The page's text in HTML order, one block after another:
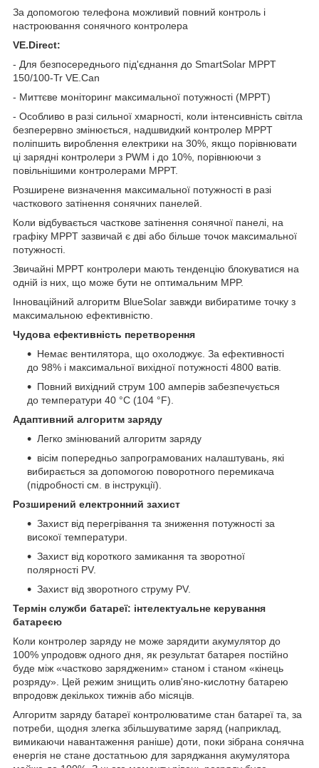
За допомогою телефона можливий повний контроль і
настроювання сонячного контролера
VE.Direct:
- Для безпосереднього під'єднання до SmartSolar MPPT
150/100-Tr VE.Can
- Миттєве моніторинг максимальної потужності (MPPT)
- Особливо в разі сильної хмарності, коли інтенсивність світла
безперервно змінюється, надшвидкий контролер MPPT
поліпшить вироблення електрики на 30%, якщо порівнювати
ці зарядні контролери з PWM і до 10%, порівнюючи з
повільнішими контролерами MPPT.
Розширене визначення максимальної потужності в разі
часткового затінення сонячних панелей.
Коли відбувається часткове затінення сонячної панелі, на
графіку MPPT зазвичай є дві або більше точок максимальної
потужності.
Звичайні MPPT контролери мають тенденцію блокуватися на
одній із них, що може бути не оптимальним MPP.
Інноваційний алгоритм BlueSolar завжди вибиратиме точку з
максимальною ефективністю.
Чудова ефективність перетворення
Немає вентилятора, що охолоджує. За ефективності
до 98% і максимальної вихідної потужності 4800 ватів.
Повний вихідний струм 100 амперів забезпечується
до температури 40 °C (104 °F).
Адаптивний алгоритм заряду
Легко змінюваний алгоритм заряду
вісім попередньо запрограмованих налаштувань, які
вибирається за допомогою поворотного перемикача
(підробності см. в інструкції).
Розширений електронний захист
Захист від перегрівання та зниження потужності за
високої температури.
Захист від короткого замикання та зворотної
полярності PV.
Захист від зворотного струму PV.
Термін служби батареї: інтелектуальне керування
батареєю
Коли контролер заряду не може зарядити акумулятор до
100% упродовж одного дня, як результат батарея постійно
буде між «частково зарядженим» станом і станом «кінець
розряду». Цей режим знищить олив'яно-кислотну батарею
впродовж декількох тижнів або місяців.
Алгоритм заряду батареї контролюватиме стан батареї та, за
потреби, щодня злегка збільшуватиме заряд (наприклад,
вимикаючи навантаження раніше) доти, поки зібрана сонячна
енергія не стане достатньою для заряджання акумулятора